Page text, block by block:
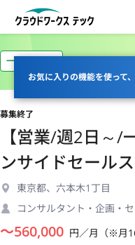
お気に入りの機能を使って
一部リモート
募集終了
【営業/週2日～/
ンサイドセール
東京都、六本木1丁目
コンサルタント・企画・
〜560,000 円／月（※月